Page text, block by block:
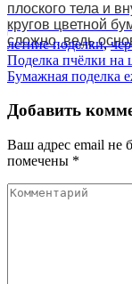
плоского тела и
кругов цветной
сложно, ведь
летние поделки,
Навигация
по
записям
Поделка пчёлки на
Бумажная поделка
Добавить
Ваш адрес email не
помечены *
Комментарий